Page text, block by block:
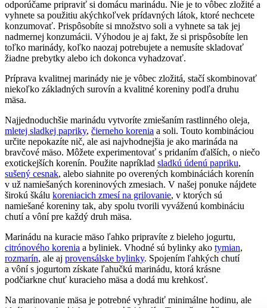
odporúčame pripraviť si domácu marinádu. Nie je to vôbec zložité a
vyhnete sa použitiu akýchkoľvek prídavných látok, ktoré nechcete
konzumovať. Prispôsobíte si množstvo soli a vyhnete sa tak jej
nadmernej konzumácii. Výhodou je aj fakt, že si prispôsobíte len
toľko marinády, koľko naozaj potrebujete a nemusíte skladovať
žiadne prebytky alebo ich dokonca vyhadzovať.
Príprava kvalitnej marinády nie je vôbec zložitá, stačí skombinovať
niekoľko základných surovín a kvalitné koreniny podľa druhu
mäsa.
Najjednoduchšie marinádu vytvoríte zmiešaním rastlinného oleja,
mletej sladkej papriky, čierneho korenia a soli. Touto kombináciou
určite nepokazíte nič, ale asi najvhodnejšia je ako marináda na
bravčové mäso. Môžete experimentovať s pridaním ďalších, o niečo
exotickejších korenín. Použite napríklad sladkú údenú papriku,
sušený cesnak, alebo siahnite po overených kombináciách korenín
v už namiešaných koreninových zmesiach. V našej ponuke nájdete
širokú škálu koreniacich zmesí na grilovanie, v ktorých sú
namiešané koreniny tak, aby spolu tvorili vyváženú kombináciu
chutí a vôní pre každý druh mäsa.
Marinádu na kuracie mäso ľahko pripravíte z bieleho jogurtu,
citrónového korenia a byliniek. Vhodné sú bylinky ako tymian,
rozmarín, ale aj provensálske bylinky. Spojením ľahkých chutí
a vôní s jogurtom získate ľahučkú marinádu, ktorá krásne
podčiarkne chuť kuracieho mäsa a dodá mu krehkosť.
Na marinovanie mäsa je potrebné vyhradiť minimálne hodinu, ale